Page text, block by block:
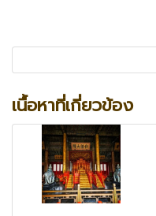
เนื้อหาที่เกี่ยวข้อง